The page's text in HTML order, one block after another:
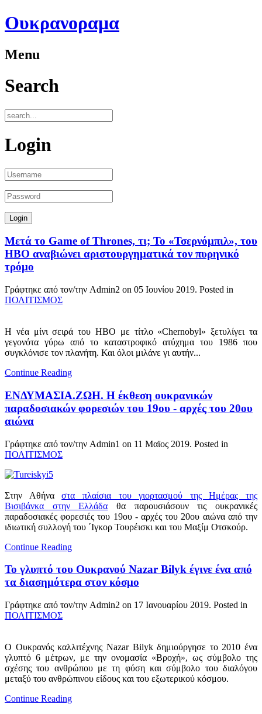
Ουκρανοραμα
Menu
Search
Login
Μετά το Game of Thrones, τι; Το «Τσερνόμπιλ», του
ΗΒΟ αναβιώνει αριστουργηματικά τον πυρηνικό
τρόμο
Γράφτηκε από τον/την Admin2 on 05 Ιουνίου 2019. Posted in
ΠΟΛΙΤΙΣΜΟΣ
Η νέα μίνι σειρά του ΗΒΟ με τίτλο «Chernobyl» ξετυλίγει τα
γεγονότα γύρω από το καταστροφικό ατύχημα του 1986 που
συγκλόνισε τον πλανήτη. Και όλοι μιλάνε γι αυτήν...
Continue Reading
ΕΝΔΥΜΑΣΙΑ.ΖΩΗ. Η έκθεση ουκρανικών
παραδοσιακών φορεσιών του 19ου - αρχές του 20ου
αιώνα
Γράφτηκε από τον/την Admin1 on 11 Μαϊος 2019. Posted in
ΠΟΛΙΤΙΣΜΟΣ
Στην Αθήναστα πλαίσια του γιορτασμού της Ημέρας της
Βισιβάνκα στην Ελλάδα θα παρουσιάσουν τις ουκρανικές
παραδοσιακές φορεσιές του 19ου - αρχές του 20ου αιώνα από την
ιδιωτική συλλογή του ΄Ιγκορ Τουρέισκι και του Μαξίμ Οτσκούρ.
Continue Reading
Το γλυπτό του Ουκρανού Nazar Bilyk έγινε ένα από
τα διασημότερα στον κόσμο
Γράφτηκε από τον/την Admin2 on 17 Ιανουαρίου 2019. Posted in
ΠΟΛΙΤΙΣΜΟΣ
Ο Ουκρανός καλλιτέχνης Nazar Bilyk δημιούργησε το 2010 ένα
γλυπτό 6 μέτρων, με την ονομασία «Βροχή», ως σύμβολο της
σχέσης του ανθρώπου με τη φύση και σύμβολο του διαλόγου
μεταξύ του ανθρώπινου είδους και του εξωτερικού κόσμου.
Continue Reading